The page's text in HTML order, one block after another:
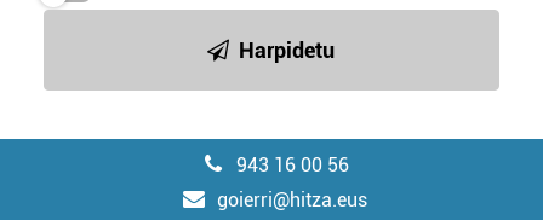
Harpidetu
943 16 00 56
goierri@hitza.eus